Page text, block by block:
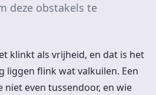
deze obstakels te
klinkt als vrijheid, en dat is het
flink wat valkuilen. Een
niet even tussendoor, en wie